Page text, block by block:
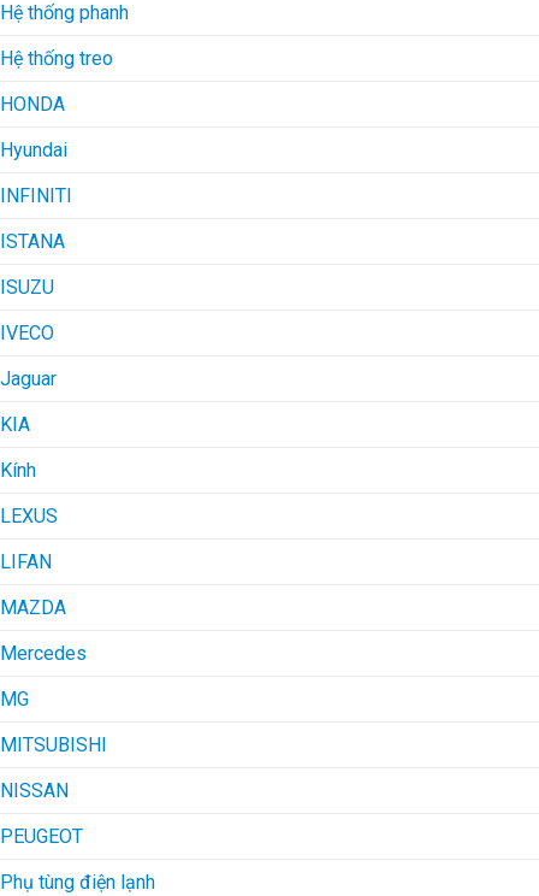
Hệ thống phanh
Hệ thống treo
HONDA
Hyundai
INFINITI
ISTANA
ISUZU
IVECO
Jaguar
KIA
Kính
LEXUS
LIFAN
MAZDA
Mercedes
MG
MITSUBISHI
NISSAN
PEUGEOT
Phụ tùng điện lạnh